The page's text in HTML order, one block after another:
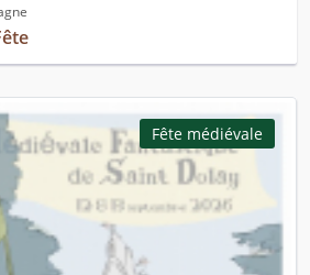
Fête médiévale